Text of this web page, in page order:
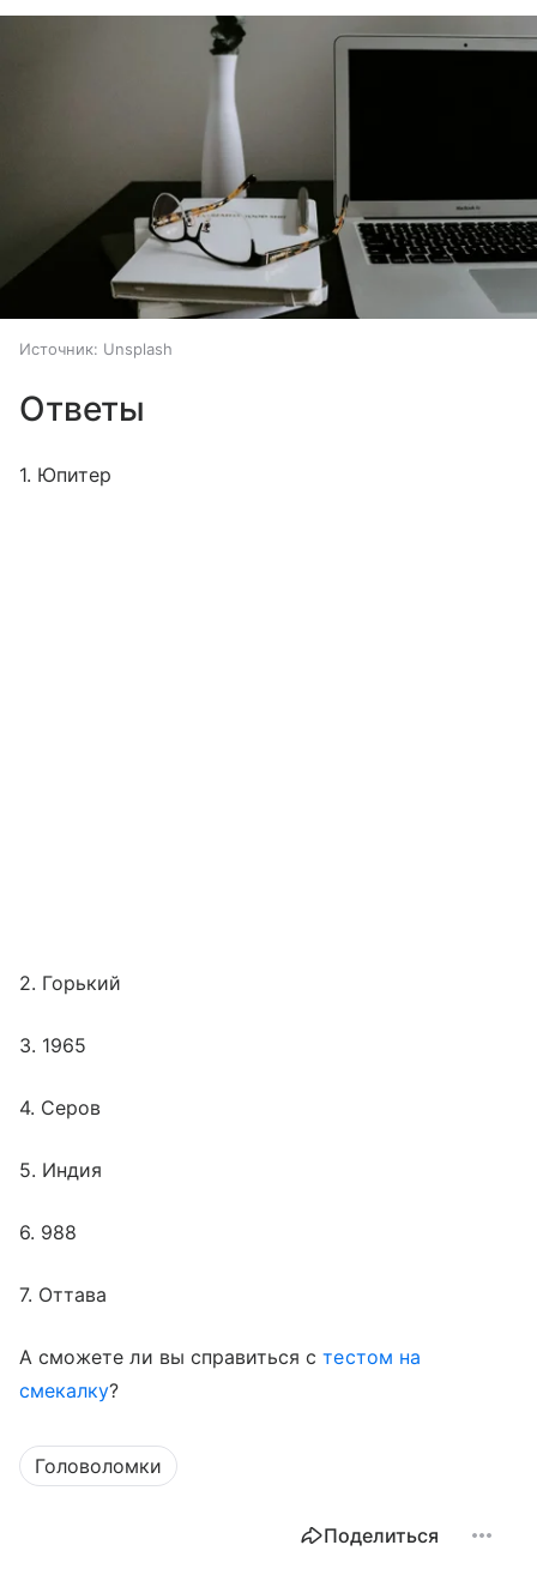
Источник: Unsplash
Ответы
1. Юпитер
2. Горький
3. 1965
4. Серов
5. Индия
6. 988
7. Оттава
А сможете ли вы справиться стестом на
смекалку?
Головоломки
Поделиться